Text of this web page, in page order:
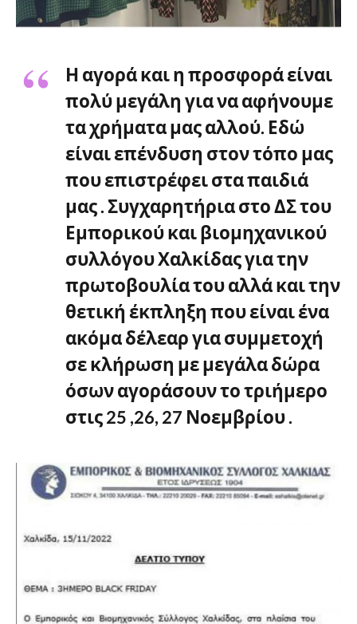
Η αγορά και η προσφορά είναι
πολύ μεγάλη για να αφήνουμε
τα χρήματα μας αλλού. Εδώ
είναι επένδυση στον τόπο μας
που επιστρέφει στα παιδιά
μας . Συγχαρητήρια στο ΔΣ του
Εμπορικού και βιομηχανικού
συλλόγου Χαλκίδας για την
πρωτοβουλία του αλλά και την
θετική έκπληξη που είναι ένα
ακόμα δέλεαρ για συμμετοχή
σε κλήρωση με μεγάλα δώρα
όσων αγοράσουν το τριήμερο
στις 25 ,26, 27 Νοεμβρίου .